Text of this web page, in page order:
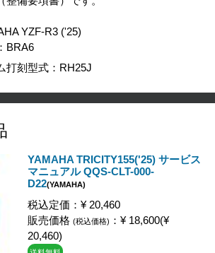
YZF-R3 ('25)
BRA6
打刻型式：RH25J
YAMAHA TRICITY155('25) サービス
マニュアル QQS-CLT-000-
D22(YAMAHA)
税込定価：¥ 20,460
販売価格 (税込価格) ：¥ 18,600(¥
20,460)